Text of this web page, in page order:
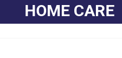
HOME CARE